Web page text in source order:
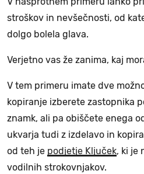
stroškov in nevšečnosti, od
dolgo bolela glava.
Verjetno vas že zanima, kaj
V tem primeru imate dve
kopiranje izberete zastopnika
znamk, ali pa obiščete enega
ukvarja tudi z izdelavo in
od teh je podjetje Ključek, ki je
vodilnih strokovnjakov.